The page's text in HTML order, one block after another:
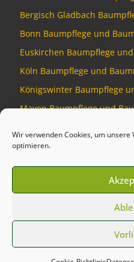
Wir verwenden Cookies, um
optimieren.
Bergisch Gladbach
Bonn Baumpflege und
Euskirchen Baumpflege
Köln Baumpflege und
Königswinter Baumpflege
Mayen Baumpflege und
Baumdienst
Developed